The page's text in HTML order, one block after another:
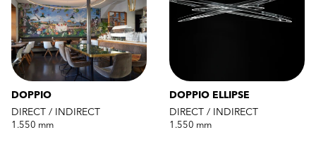
DOPPIO
DIRECT / INDIRECT
1.550 mm
DOPPIO ELLIPSE
DIRECT / INDIRECT
1.550 mm